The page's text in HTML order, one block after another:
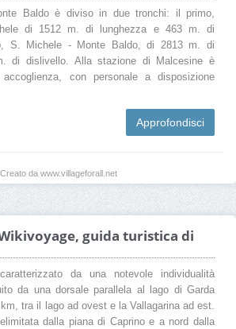
Baldo è diviso in due tronchi: il primo,
di 1512 m. di lunghezza e 463 m. di
S. Michele - Monte Baldo, di 2813 m. di
di dislivello. Alla stazione di Malcesine è
con personale a disposizione
Approfondisci
Creato da www.villageforall.net
guida turistica di
da una notevole individualità
da una dorsale parallela al lago di Garda
tra il lago ad ovest e la Vallagarina ad est.
dalla piana di Caprino e a nord dalla